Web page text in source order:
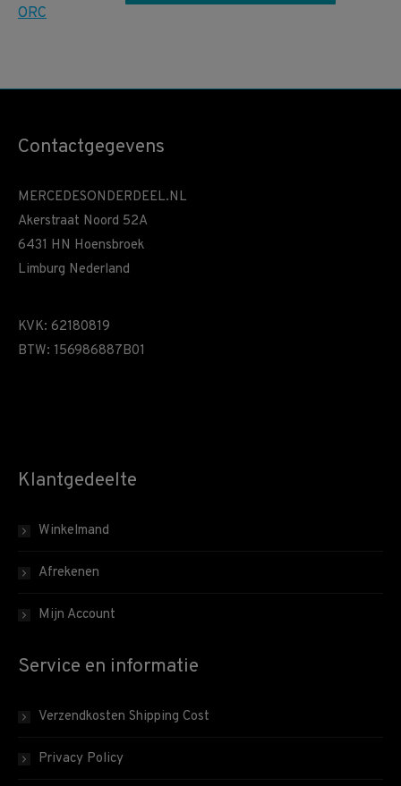
Contactgegevens
MERCEDESONDERDEEL.NL
Akerstraat Noord 52A
6431 HN Hoensbroek
Limburg Nederland
KVK: 62180819
BTW: 156986887B01
Klantgedeelte
Winkelmand
Afrekenen
Mijn Account
Service en informatie
Verzendkosten Shipping Cost
Privacy Policy